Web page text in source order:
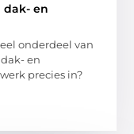
dak- en
onderdeel van
en
precies in?